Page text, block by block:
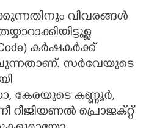
വിവരങ്ങൾ
കർഷകർക്ക്
സർവേയുടെ
കേരയുടെ കണ്ണൂർ,
റീജിയണൽ പ്രൊജക്റ്റ്